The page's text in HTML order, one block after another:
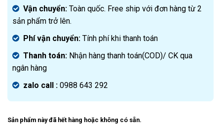
Vận chuyển: Toàn quốc. Free ship với đơn hàng từ 2
sản phẩm trở lên.
Phí vận chuyển: Tính phí khi thanh toán
Thanh toán: Nhận hàng thanh toán(COD)/ CK qua
ngân hàng
zalo call : 0988 643 292
Sản phẩm này đã hết hàng hoặc không có sẵn.